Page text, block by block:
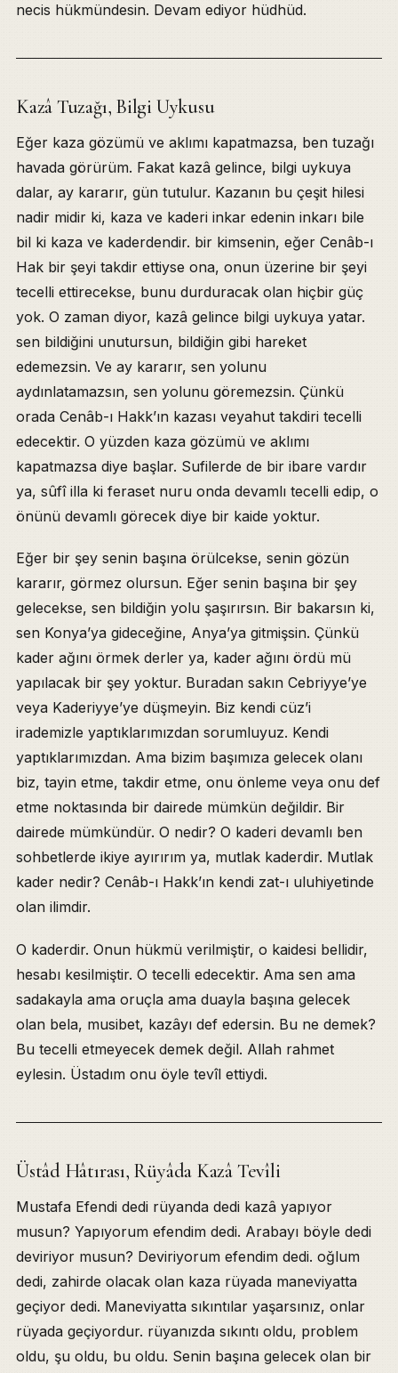
necis hükmündesin. Devam ediyor hüdhüd.
Kazâ Tuzağı, Bilgi Uykusu
Eğer kaza gözümü ve aklımı kapatmazsa, ben tuzağı
havada görürüm. Fakat kazâ gelince, bilgi uykuya
dalar, ay kararır, gün tutulur. Kazanın bu çeşit hilesi
nadir midir ki, kaza ve kaderi inkar edenin inkarı bile
bil ki kaza ve kaderdendir. bir kimsenin, eğer Cenâb-ı
Hak bir şeyi takdir ettiyse ona, onun üzerine bir şeyi
tecelli ettirecekse, bunu durduracak olan hiçbir güç
yok. O zaman diyor, kazâ gelince bilgi uykuya yatar.
sen bildiğini unutursun, bildiğin gibi hareket
edemezsin. Ve ay kararır, sen yolunu
aydınlatamazsın, sen yolunu göremezsin. Çünkü
orada Cenâb-ı Hakk’ın kazası veyahut takdiri tecelli
edecektir. O yüzden kaza gözümü ve aklımı
kapatmazsa diye başlar. Sufilerde de bir ibare vardır
ya, sûfî illa ki feraset nuru onda devamlı tecelli edip, o
önünü devamlı görecek diye bir kaide yoktur.
Eğer bir şey senin başına örülcekse, senin gözün
kararır, görmez olursun. Eğer senin başına bir şey
gelecekse, sen bildiğin yolu şaşırırsın. Bir bakarsın ki,
sen Konya’ya gideceğine, Anya’ya gitmişsin. Çünkü
kader ağını örmek derler ya, kader ağını ördü mü
yapılacak bir şey yoktur. Buradan sakın Cebriyye’ye
veya Kaderiyye’ye düşmeyin. Biz kendi cüz’i
irademizle yaptıklarımızdan sorumluyuz. Kendi
yaptıklarımızdan. Ama bizim başımıza gelecek olanı
biz, tayin etme, takdir etme, onu önleme veya onu def
etme noktasında bir dairede mümkün değildir. Bir
dairede mümkündür. O nedir? O kaderi devamlı ben
sohbetlerde ikiye ayırırım ya, mutlak kaderdir. Mutlak
kader nedir? Cenâb-ı Hakk’ın kendi zat-ı uluhiyetinde
olan ilimdir.
O kaderdir. Onun hükmü verilmiştir, o kaidesi bellidir,
hesabı kesilmiştir. O tecelli edecektir. Ama sen ama
sadakayla ama oruçla ama duayla başına gelecek
olan bela, musibet, kazâyı def edersin. Bu ne demek?
Bu tecelli etmeyecek demek değil. Allah rahmet
eylesin. Üstadım onu öyle tevîl ettiydi.
Üstâd Hâtırası, Rüyâda Kazâ Tevîli
Mustafa Efendi dedi rüyanda dedi kazâ yapıyor
musun? Yapıyorum efendim dedi. Arabayı böyle dedi
deviriyor musun? Deviriyorum efendim dedi. oğlum
dedi, zahirde olacak olan kaza rüyada maneviyatta
geçiyor dedi. Maneviyatta sıkıntılar yaşarsınız, onlar
rüyada geçiyordur. rüyanızda sıkıntı oldu, problem
oldu, şu oldu, bu oldu. Senin başına gelecek olan bir